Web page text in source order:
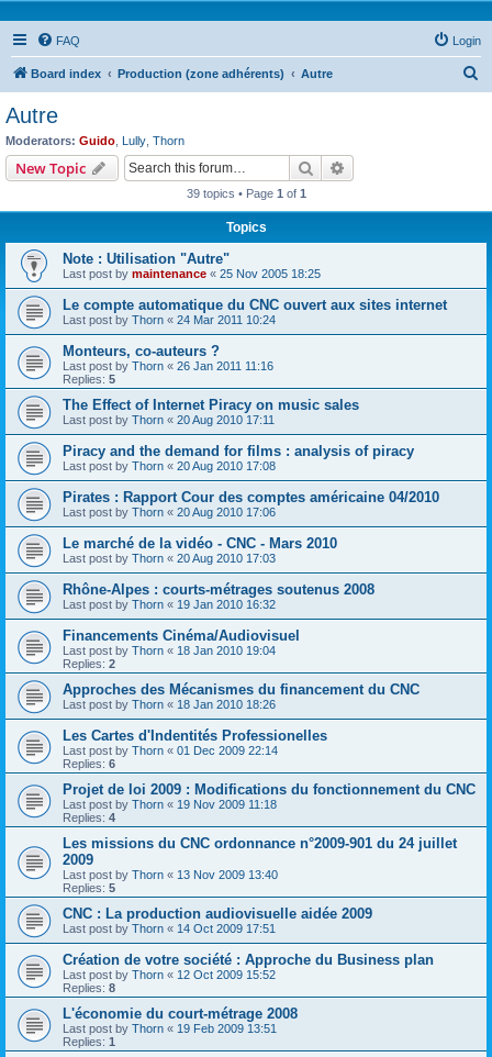
FAQ Login
Board index Production (zone adhérents) Autre
Autre
Moderators: Guido Lully Thorn
New Topic Search
39 topics • Page 1 of 1
Topics
Note : Utilisation "Autre"
Last post by maintenance « 25 Nov 2005 18:25
Le compte automatique du CNC ouvert aux sites internet
Last post by Thorn « 24 Mar 2011 10:24
Monteurs, co-auteurs ?
Last post by Thorn « 26 Jan 2011 11:16
Replies: 5
The Effect of Internet Piracy on music sales
Last post by Thorn « 20 Aug 2010 17:11
Piracy and the demand for films : analysis of piracy
Last post by Thorn « 20 Aug 2010 17:08
Pirates : Rap­port Cour des comptes amé­ri­caine 04/2010
Last post by Thorn « 20 Aug 2010 17:06
Le marché de la vidéo - CNC - Mars 2010
Last post by Thorn « 20 Aug 2010 17:03
Rhône-Alpes : courts-métrages soutenus 2008
Last post by Thorn « 19 Jan 2010 16:32
Financements Cinéma/Audiovisuel
Last post by Thorn « 18 Jan 2010 19:04
Replies: 2
Approches des Mécanismes du financement du CNC
Last post by Thorn « 18 Jan 2010 18:26
Les Cartes d'Indentités Professionelles
Last post by Thorn « 01 Dec 2009 22:14
Replies: 6
Projet de loi 2009 : Modifications du fonctionnement du CNC
Last post by Thorn « 19 Nov 2009 11:18
Replies: 4
Les missions du CNC ordonnance n°2009-901 du 24 juillet
2009
Last post by Thorn « 13 Nov 2009 13:40
Replies: 5
CNC : La production audiovisuelle aidée 2009
Last post by Thorn « 14 Oct 2009 17:51
Création de votre société : Approche du Business plan
Last post by Thorn « 12 Oct 2009 15:52
Replies: 8
L'économie du court-métrage 2008
Last post by Thorn « 19 Feb 2009 13:51
Replies: 1